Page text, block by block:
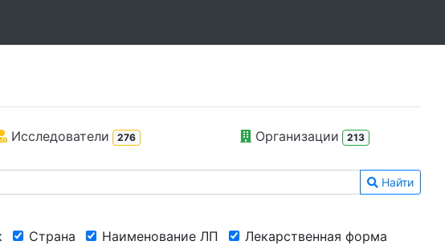
Исследователи 276 Организации 213
Найти
Страна Наименование ЛП Лекарственная форма